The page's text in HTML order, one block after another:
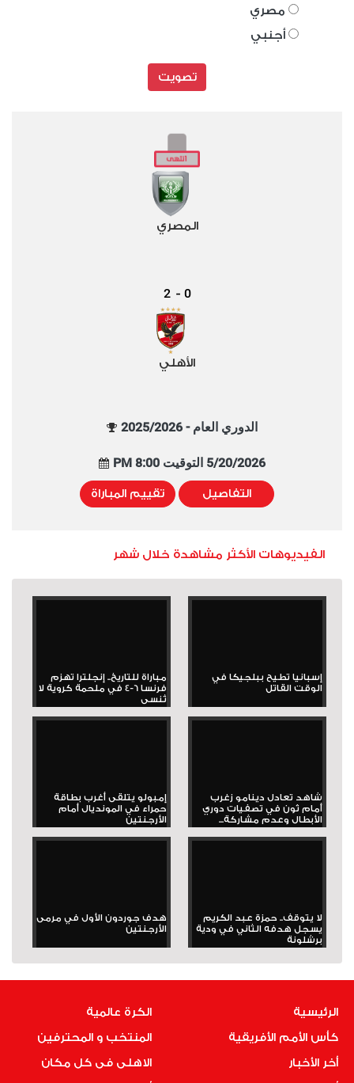
مصري
أجنبي
تصويت
المصري
0
-
2
الأهلي
الدوري العام - 2025/2026
5/20/2026 التوقيت 8:00 PM
التفاصيل تقييم المباراة
الفيديوهات الأكثر مشاهدة خلال شهر
إسبانيا تطيح ببلجيكا في
الوقت القاتل
مباراة للتاريخ.. إنجلترا تهزم
فرنسا 6-4 في ملحمة كروية لا
تُنسى
شاهد تعادل دينامو زغرب
أمام ثون في تصفيات دوري
الأبطال وعدم مشاركة...
إمبولو يتلقى أغرب بطاقة
حمراء في المونديال أمام
الأرجنتين
لا يتوقف.. حمزة عبد الكريم
يسجل هدفه الثاني في ودية
برشلونة
هدف جوردون الأول في مرمى
الأرجنتين
الرئيسية
كأس الأمم الأفريقية
أخر الأخبار
الكرة عالمية
المنتخب و المحترفين
الاهلى فى كل مكان